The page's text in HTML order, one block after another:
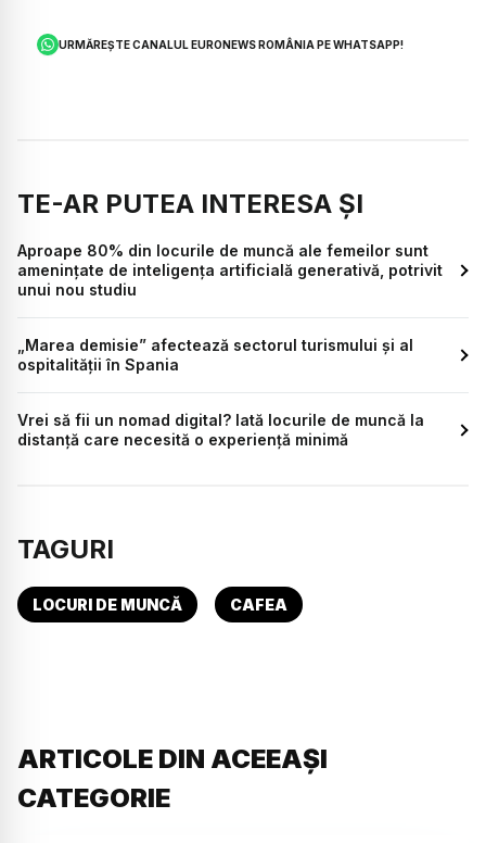
URMĂREȘTE CANALUL EURONEWS ROMÂNIA PE WHATSAPP!
TE-AR PUTEA INTERESA ȘI
Aproape 80% din locurile de muncă ale femeilor sunt
amenințate de inteligența artificială generativă, potrivit
unui nou studiu
„Marea demisie” afectează sectorul turismului și al
ospitalității în Spania
Vrei să fii un nomad digital? Iată locurile de muncă la
distanță care necesită o experiență minimă
TAGURI
LOCURI DE MUNCĂ CAFEA
ARTICOLE DIN ACEEAȘI
CATEGORIE